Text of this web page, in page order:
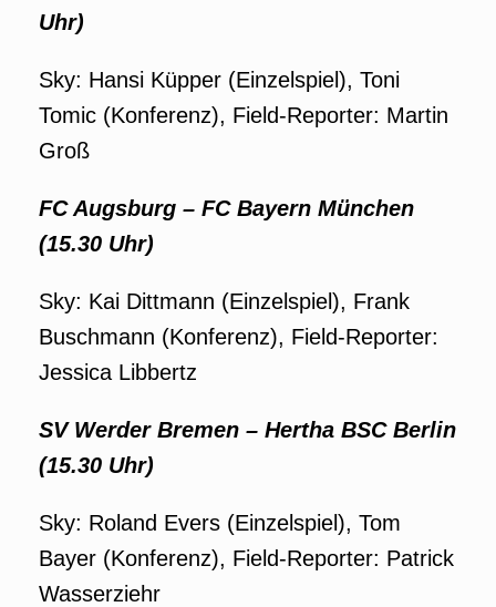
Uhr)
Sky: Hansi Küpper (Einzelspiel), Toni
Tomic (Konferenz), Field-Reporter: Martin
Groß
FC Augsburg – FC Bayern München
(15.30 Uhr)
Sky: Kai Dittmann (Einzelspiel), Frank
Buschmann (Konferenz), Field-Reporter:
Jessica Libbertz
SV Werder Bremen – Hertha BSC Berlin
(15.30 Uhr)
Sky: Roland Evers (Einzelspiel), Tom
Bayer (Konferenz), Field-Reporter: Patrick
Wasserziehr